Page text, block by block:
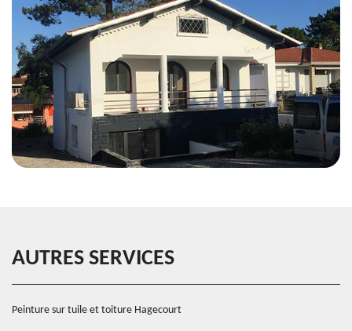
AUTRES SERVICES
Peinture sur tuile et toiture Hagecourt